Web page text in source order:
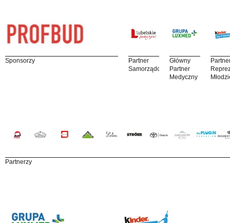
Sponsorzy
Partner
Samorządowy
Główny
Partner
Medyczny
Partnerzy